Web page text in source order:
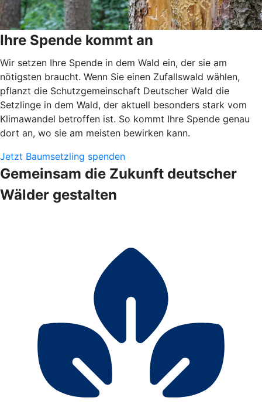
Ihre Spende kommt an
Wir setzen Ihre Spende in dem Wald ein, der sie am
nötigsten braucht. Wenn Sie einen Zufallswald wählen,
pflanzt die Schutzgemeinschaft Deutscher Wald die
Setzlinge in dem Wald, der aktuell besonders stark vom
Klimawandel betroffen ist. So kommt Ihre Spende genau
dort an, wo sie am meisten bewirken kann.
Jetzt Baumsetzling spenden
Gemeinsam die Zukunft deutscher
Wälder gestalten